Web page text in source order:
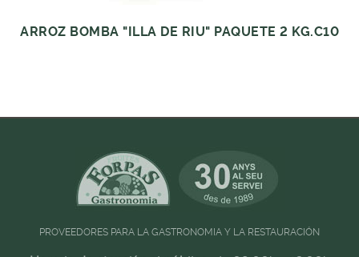
ARROZ BOMBA "ILLA DE RIU" PAQUETE 2 KG.C10
PROVEEDORES PARA LA GASTRONOMIA Y LA RESTAURACIÓN